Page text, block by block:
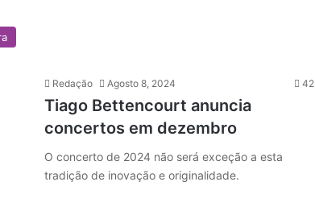
Redação Agosto 8, 2024 42
Tiago Bettencourt anuncia
concertos em dezembro
O concerto de 2024 não será exceção a esta
tradição de inovação e originalidade.